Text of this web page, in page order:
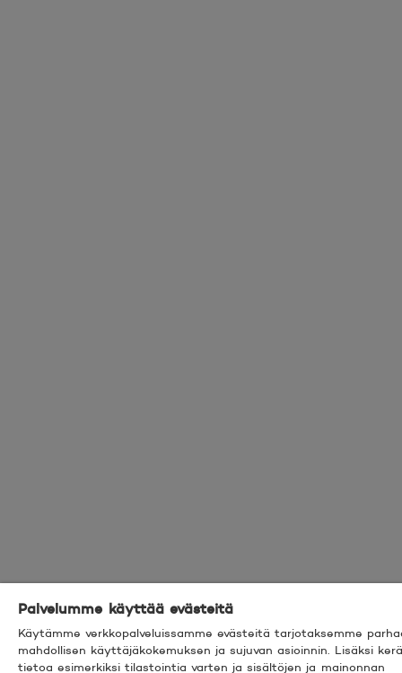
Palvelumme käyttää evästeitä
Käytämme verkkopalveluissamme evästeitä tarjotaksemme
mahdollisen käyttäjäkokemuksen ja sujuvan asioinnin. Lisäksi
tietoa esimerkiksi tilastointia varten ja sisältöjen ja mainonnan